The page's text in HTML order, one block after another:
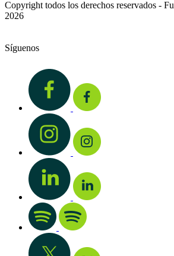
Copyright todos los derechos reservados -
2026
Síguenos